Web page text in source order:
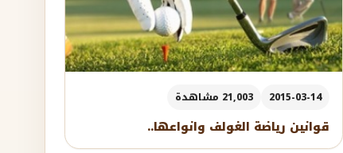
2015-03-14 21,003 مشاهدة
قوانين رياضة الغولف وانواعها..